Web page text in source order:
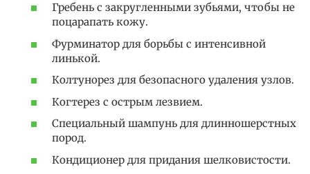
Гребень с закругленными зубьями, чтобы не
поцарапать кожу.
Фурминатор для борьбы с интенсивной
линькой.
Колтунорез для безопасного удаления узлов.
Когтерез с острым лезвием.
Специальный шампунь для длинношерстных
пород.
Кондиционер для придания шелковистости.